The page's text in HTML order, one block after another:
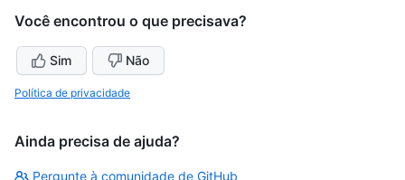
Você encontrou o que precisava?
Sim Não
Política de privacidade
Ainda precisa de ajuda?
Pergunte à comunidade de GitHub